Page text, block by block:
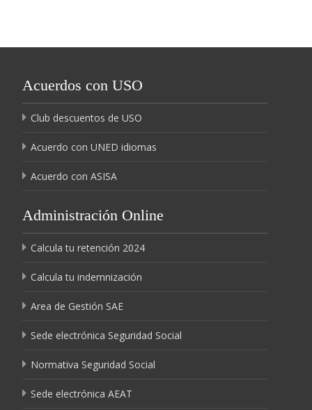
Acuerdos con USO
Club descuentos de USO
Acuerdo con UNED idiomas
Acuerdo con ASISA
Administración Online
Calcula tu retención 2024
Calcula tu indemnización
Area de Gestión SAE
Sede electrónica Seguridad Social
Normativa Seguridad Social
Sede electrónica AEAT